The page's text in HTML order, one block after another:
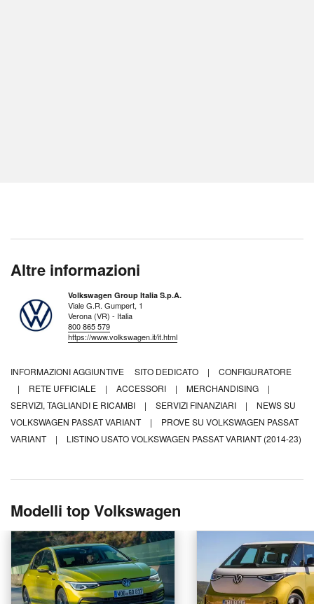
Altre informazioni
Volkswagen Group Italia S.p.A.
Viale G.R. Gumpert, 1
Verona (VR) - Italia
800 865 579
https://www.volkswagen.it/it.html
INFORMAZIONI AGGIUNTIVE SITO DEDICATO |
CONFIGURATORE
|
RETE UFFICIALE | ACCESSORI | MERCHANDISING
|
SERVIZI, TAGLIANDI E RICAMBI
| SERVIZI FINANZIARI |
NEWS SU
VOLKSWAGEN PASSAT VARIANT
|
PROVE SU VOLKSWAGEN PASSAT
VARIANT
| LISTINO USATO VOLKSWAGEN PASSAT VARIANT (2014-23)
Modelli top Volkswagen